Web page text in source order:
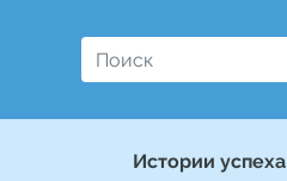
Истории успеха